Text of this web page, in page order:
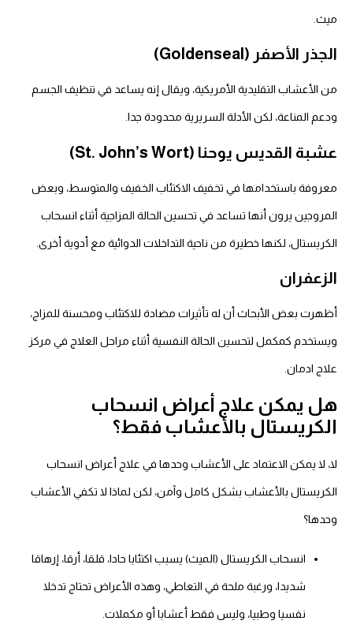
ميث.
الجذر الأصفر (Goldenseal)
من الأعشاب التقليدية الأمريكية، ويقال إنه يساعد في تنظيف الجسم
ودعم المناعة، لكن الأدلة السريرية محدودة جدا.
عشبة القديس يوحنا (St. John’s Wort)
معروفة باستخدامها في تخفيف الاكتئاب الخفيف والمتوسط، وبعض
المروجين يرون أنها تساعد في تحسين الحالة المزاجية أثناء انسحاب
الكريستال، لكنها خطيرة من ناحية التداخلات الدوائية مع أدوية أخرى.
الزعفران
أظهرت بعض الأبحاث أن له تأثيرات مضادة للاكتئاب ومحسنة للمزاج،
ويستخدم كمكمل لتحسين الحالة النفسية أثناء مراحل العلاج في مركز
علاج ادمان.
هل يمكن علاج أعراض انسحاب
الكريستال بالأعشاب فقط؟
لا، لا يمكن الاعتماد على الأعشاب وحدها في علاج أعراض انسحاب
الكريستال بالأعشاب بشكل كامل وآمن، لكن لماذا لا تكفي الأعشاب
وحدها؟
انسحاب الكريستال (الميث) يسبب اكتئابا حادا، قلقا، أرقا، إرهاقا
شديدا، ورغبة ملحة في التعاطي، وهذه الأعراض تحتاج تدخلا
نفسيا وطبيا، وليس فقط أعشابا أو مكملات.